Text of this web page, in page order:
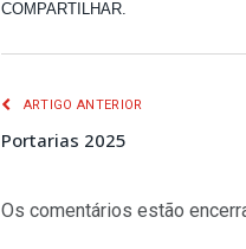
COMPARTILHAR.
ARTIGO ANTERIOR
Portarias 2025
Os comentários estão